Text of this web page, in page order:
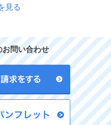
見る
お問い合わせ